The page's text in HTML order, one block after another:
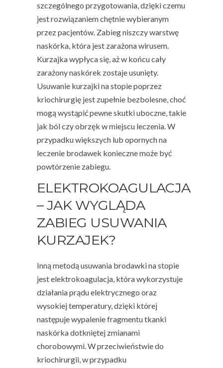
szczególnego przygotowania, dzięki czemu
jest rozwiązaniem chętnie wybieranym
przez pacjentów. Zabieg niszczy warstwę
naskórka, która jest zarażona wirusem.
Kurzajka wypłyca się, aż w końcu cały
zarażony naskórek zostaje usunięty.
Usuwanie kurzajki na stopie poprzez
kriochirurgię jest zupełnie bezbolesne, choć
mogą wystąpić pewne skutki uboczne, takie
jak ból czy obrzęk w miejscu leczenia. W
przypadku większych lub opornych na
leczenie brodawek konieczne może być
powtórzenie zabiegu.
ELEKTROKOAGULACJA
– JAK WYGLĄDA
ZABIEG USUWANIA
KURZAJEK?
Inną metodą usuwania brodawki na stopie
jest elektrokoagulacja, która wykorzystuje
działania prądu elektrycznego oraz
wysokiej temperatury, dzięki której
następuje wypalenie fragmentu tkanki
naskórka dotkniętej zmianami
chorobowymi. W przeciwieństwie do
kriochirurgii, w przypadku